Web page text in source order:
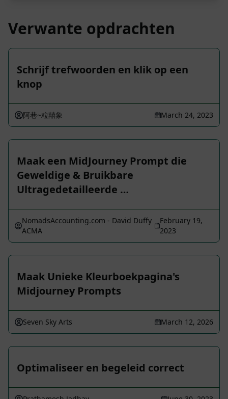
Verwante opdrachten
Schrijf trefwoorden en klik op een
knop
阿巷~粒囍象 March 24, 2023
Maak een MidJourney Prompt die
Geweldige & Bruikbare
Ultragedetailleerde …
NomadsAccounting.com - David Duffy
ACMA
February 19,
2023
Maak Unieke Kleurboekpagina's
Midjourney Prompts
Seven Sky Arts March 12, 2026
Optimaliseer en begeleid correct